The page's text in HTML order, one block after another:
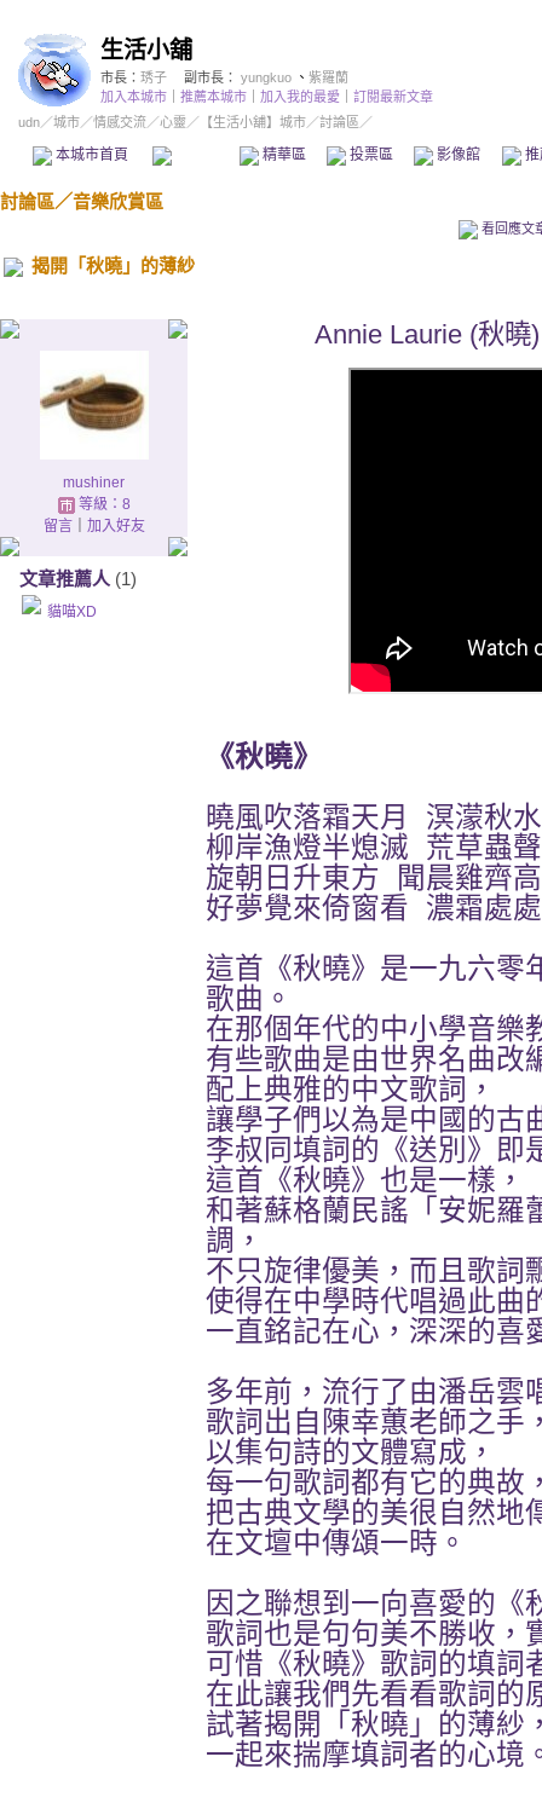
生活小舖
市長： 琇子 副市長： yungkuo 、 紫羅蘭
加入本城市
推薦本城市 加入我的最愛
訂閱最新文章
udn／城市／情感交流／心靈 ／ 【生活小舖】城市／討論區／
本城市首頁 精華區 投票區 影像館
討論區／音樂欣賞區
看回應文
揭開「秋曉」的薄紗
mushiner
等級：8
留言｜ 加入好友
文章推薦人 (1)
貓喵XD
Annie Laurie (秋曉
《秋曉》
曉風吹落霜天月 溟濛秋
柳岸漁燈半熄滅 荒草蟲
旋朝日升東方 聞晨雞齊
好夢覺來倚窗看 濃霜處
這首《秋曉》是一九六零
歌曲。
在那個年代的中小學音樂
有些歌曲是由世界名曲改
配上典雅的中文歌詞，
讓學子們以為是中國的古
李叔同填詞的《送別》即
這首《秋曉》也是一樣，
和著蘇格蘭民謠「安妮羅
調，
不只旋律優美，而且歌詞
使得在中學時代唱過此曲
一直銘記在心，深深的喜
多年前，流行了由潘岳雲
歌詞出自陳幸蕙老師之手
以集句詩的文體寫成，
每一句歌詞都有它的典故
把古典文學的美很自然地
在文壇中傳頌一時。
因之聯想到一向喜愛的《
歌詞也是句句美不勝收，
可惜《秋曉》歌詞的填詞
在此讓我們先看看歌詞的
試著揭開「秋曉」的薄紗
一起來揣摩填詞者的心境